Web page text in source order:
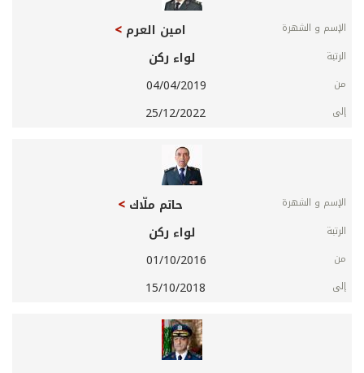
امين العرم
لواء ركن
04/04/2019
25/12/2022
حاتم ملّاك
لواء ركن
01/10/2016
15/10/2018